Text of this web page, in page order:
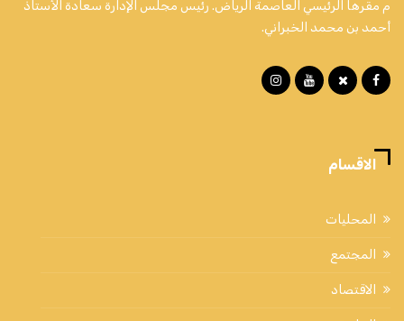
م مقرها الرئيسي العاصمة الرياض. رئيس مجلس الإدارة سعادة الأستاذ
أحمد بن محمد الخبراني.
الاقسام
المحليات
المجتمع
الاقتصاد